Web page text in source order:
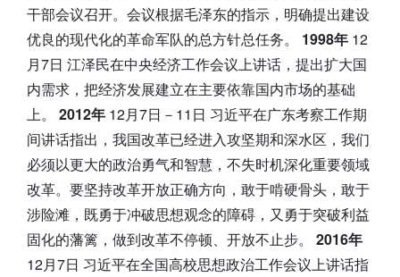
干部会议召开。会议根据毛泽东的指示，明确提出建设
优良的现代化的革命军队的总方针总任务。 1998年 12
月7日 江泽民在中央经济工作会议上讲话，提出扩大国
内需求，把经济发展建立在主要依靠国内市场的基础
上。 2012年 12月7日－11日 习近平在广东考察工作期
间讲话指出，我国改革已经进入攻坚期和深水区，我们
必须以更大的政治勇气和智慧，不失时机深化重要领域
改革。要坚持改革开放正确方向，敢于啃硬骨头，敢于
涉险滩，既勇于冲破思想观念的障碍，又勇于突破利益
固化的藩篱，做到改革不停顿、开放不止步。 2016年
12月7日 习近平在全国高校思想政治工作会议上讲话指